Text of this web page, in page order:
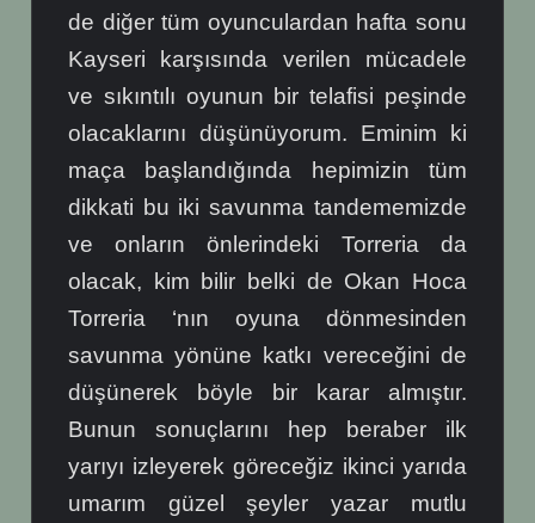
de diğer tüm oyunculardan hafta sonu
Kayseri karşısında verilen mücadele
ve sıkıntılı oyunun bir telafisi peşinde
olacaklarını düşünüyorum. Eminim ki
maça başlandığında hepimizin tüm
dikkati bu iki savunma tandememizde
ve onların önlerindeki Torreria da
olacak, kim bilir belki de Okan Hoca
Torreria ‘nın oyuna dönmesinden
savunma yönüne katkı vereceğini de
düşünerek böyle bir karar almıştır.
Bunun sonuçlarını hep beraber ilk
yarıyı izleyerek göreceğiz ikinci yarıda
umarım güzel şeyler yazar mutlu